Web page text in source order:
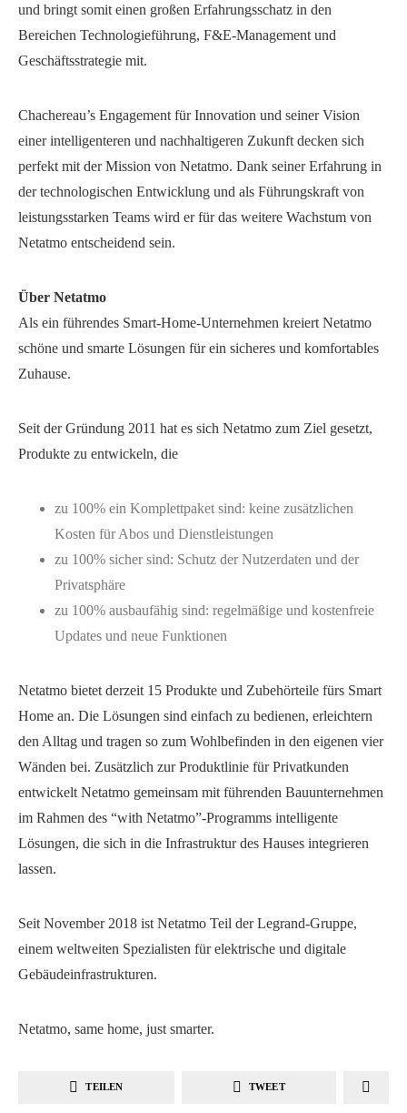
und bringt somit einen großen Erfahrungsschatz in den
Bereichen Technologieführung, F&E-Management und
Geschäftsstrategie mit.
Chachereau’s Engagement für Innovation und seiner Vision
einer intelligenteren und nachhaltigeren Zukunft decken sich
perfekt mit der Mission von Netatmo. Dank seiner Erfahrung in
der technologischen Entwicklung und als Führungskraft von
leistungsstarken Teams wird er für das weitere Wachstum von
Netatmo entscheidend sein.
Über Netatmo
Als ein führendes Smart-Home-Unternehmen kreiert Netatmo
schöne und smarte Lösungen für ein sicheres und komfortables
Zuhause.
Seit der Gründung 2011 hat es sich Netatmo zum Ziel gesetzt,
Produkte zu entwickeln, die
zu 100% ein Komplettpaket sind: keine zusätzlichen
Kosten für Abos und Dienstleistungen
zu 100% sicher sind: Schutz der Nutzerdaten und der
Privatsphäre
zu 100% ausbaufähig sind: regelmäßige und kostenfreie
Updates und neue Funktionen
Netatmo bietet derzeit 15 Produkte und Zubehörteile fürs Smart
Home an. Die Lösungen sind einfach zu bedienen, erleichtern
den Alltag und tragen so zum Wohlbefinden in den eigenen vier
Wänden bei. Zusätzlich zur Produktlinie für Privatkunden
entwickelt Netatmo gemeinsam mit führenden Bauunternehmen
im Rahmen des “with Netatmo”-Programms intelligente
Lösungen, die sich in die Infrastruktur des Hauses integrieren
lassen.
Seit November 2018 ist Netatmo Teil der Legrand-Gruppe,
einem weltweiten Spezialisten für elektrische und digitale
Gebäudeinfrastrukturen.
Netatmo, same home, just smarter.
TEILEN TWEET